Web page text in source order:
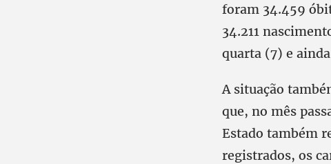
foram 34.459
34.211
quarta (7) e
A situação
que, no mês
Estado também
registrados, os